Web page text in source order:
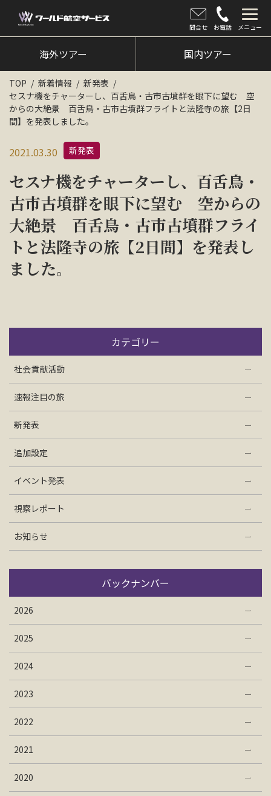
問合せ お電話 メニュー
海外ツアー
国内ツアー
クルーズツアー
旅のひろば
イベント
新着情報
会社情報
資料請求
検索
海外ツアー 国内ツアー
TOP 新着情報
新発表
セスナ機をチャーターし、百舌鳥・古市古墳群を眼下に望む 空
からの大絶景 百舌鳥・古市古墳群フライトと法隆寺の旅【2日
間】を発表しました。
2021.03.30 新発表
セスナ機をチャーターし、百舌鳥・
古市古墳群を眼下に望む 空からの
大絶景 百舌鳥・古市古墳群フライ
トと法隆寺の旅【2日間】を発表し
ました。
カテゴリー
社会貢献活動
速報注目の旅
新発表
追加設定
イベント発表
視察レポート
お知らせ
バックナンバー
2026
2025
2024
2023
2022
2021
2020